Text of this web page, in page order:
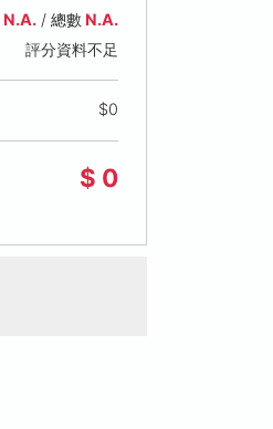
N.A./ 總數N.A.
評分資料不足
$0
$ 0